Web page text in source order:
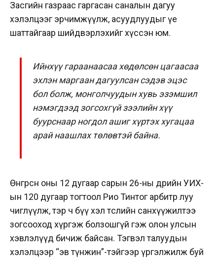
Засгийн газраас гаргасан саналын дагуу
хэлэлцээг эрчимжүүлж, асуудлуудыг үе
шаттайгаар шийдвэрлэхийг хүссэн юм.
Ийнхүү гараанаасаа хөдөлсөн цагаасаа
эхлэн маргаан дагуулсан сэдэв эцэс
бол болж, монголчуудын хувь эзэмшил
нэмэгдээд зогсохгүй зээлийн хүү
буурснаар ногдол ашиг хүртэх хугацаа
арай наашлах төлөвтэй байна.
Өнгөрсөн оны 12 дугаар сарын 26-ны өдрийн УИХ-
ын 120 дугаар тогтоол Рио Тинтог арбитр луу
чиглүүлж, тэр ч бүү хэл төслийн санхүүжилтээ
зогсооход хүргэж болзошгүй гэж олон улсын
хэвлэлүүд бичиж байсан. Тэгвэл талуудын
хэлэлцээр “эв түнжин”-тэйгээр үргэлжилж буй